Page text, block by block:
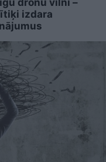
dronu vilni –
izdara